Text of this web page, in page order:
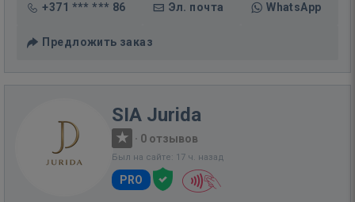
+371 *** *** 86 Эл. почта WhatsApp
Предложить заказ
SIA Jurida
· 0 отзывов
Был на сайте: 17 ч. назад
PRO